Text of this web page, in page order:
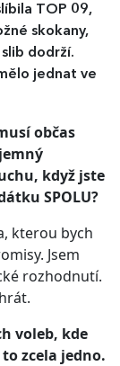
TOP 09,
skokany,
dodrží.
jednat ve
občas
když jste
SPOLU?
kterou bych
Jsem
rozhodnutí.
voleb, kde
zcela jedno.